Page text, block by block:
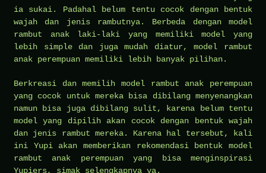
ia sukai. Padahal belum tentu cocok dengan bentuk
wajah dan jenis rambutnya. Berbeda dengan model
rambut anak laki-laki yang memiliki model yang
lebih simple dan juga mudah diatur, model rambut
anak perempuan memiliki lebih banyak pilihan.
Berkreasi dan memilih model rambut anak perempuan
yang cocok untuk mereka bisa dibilang menyenangkan
namun bisa juga dibilang sulit, karena belum tentu
model yang dipilih akan cocok dengan bentuk wajah
dan jenis rambut mereka. Karena hal tersebut, kali
ini Yupi akan memberikan rekomendasi bentuk model
rambut anak perempuan yang bisa menginspirasi
Yupiers, simak selengkapnya ya.